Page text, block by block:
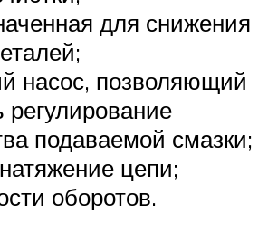
для снижения
насос, позволяющий
регулирование
подаваемой смазки;
цепи;
оборотов.